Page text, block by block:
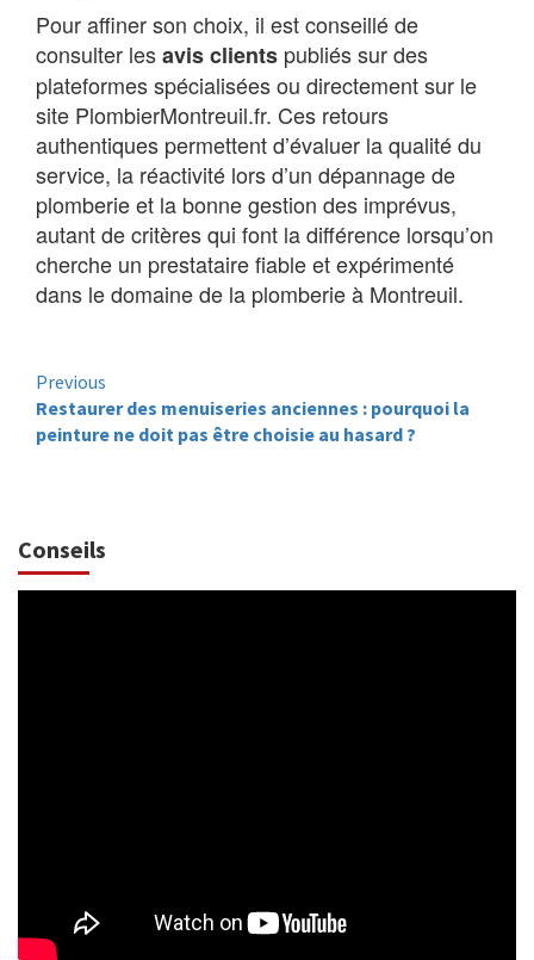
Pour affiner son choix, il est conseillé de
consulter lesavis clients publiés sur des
plateformes spécialisées ou directement sur le
site PlombierMontreuil.fr. Ces retours
authentiques permettent d’évaluer la qualité du
service, la réactivité lors d’un dépannage de
plomberie et la bonne gestion des imprévus,
autant de critères qui font la différence lorsqu’on
cherche un prestataire fiable et expérimenté
dans le domaine de la plomberie à Montreuil.
Continue
Reading
Previous
Restaurer des menuiseries anciennes : pourquoi la
peinture ne doit pas être choisie au hasard ?
Conseils